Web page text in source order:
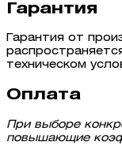
Гарантия
Гарантия от
техническом
Оплата
При выборе
повышающие